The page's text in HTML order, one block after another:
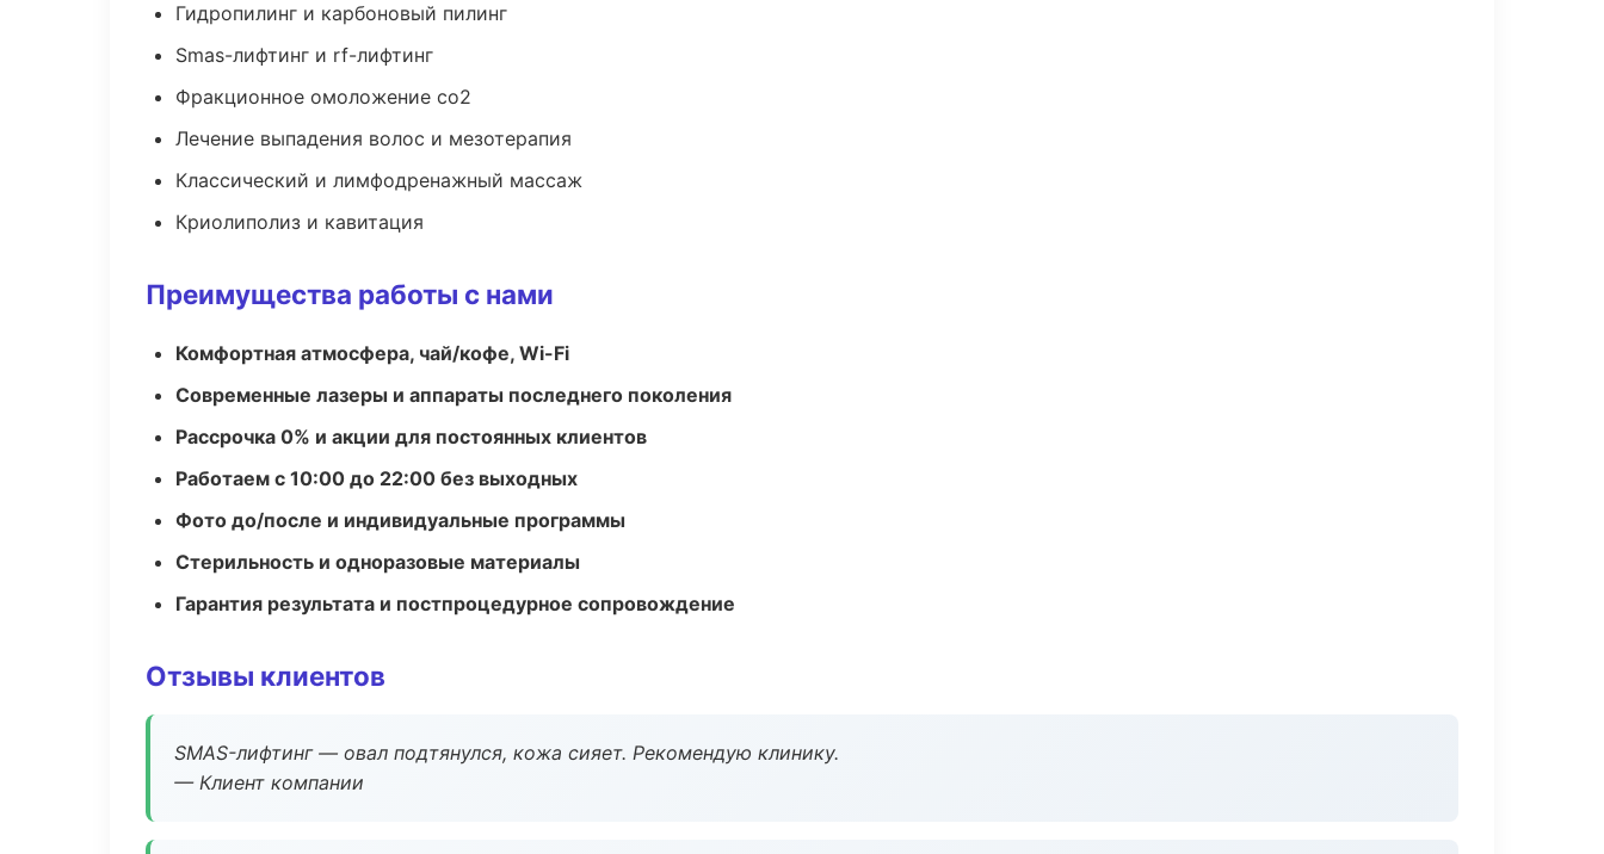
Гидропилинг и карбоновый пилинг
Smas-лифтинг и rf-лифтинг
Фракционное омоложение co2
Лечение выпадения волос и мезотерапия
Классический и лимфодренажный массаж
Криолиполиз и кавитация
Преимущества работы с нами
Комфортная атмосфера, чай/кофе, Wi-Fi
Современные лазеры и аппараты последнего поколения
Рассрочка 0% и акции для постоянных клиентов
Работаем с 10:00 до 22:00 без выходных
Фото до/после и индивидуальные программы
Стерильность и одноразовые материалы
Гарантия результата и постпроцедурное сопровождение
Отзывы клиентов
SMAS-лифтинг — овал подтянулся, кожа сияет. Рекомендую клинику.
— Клиент компании